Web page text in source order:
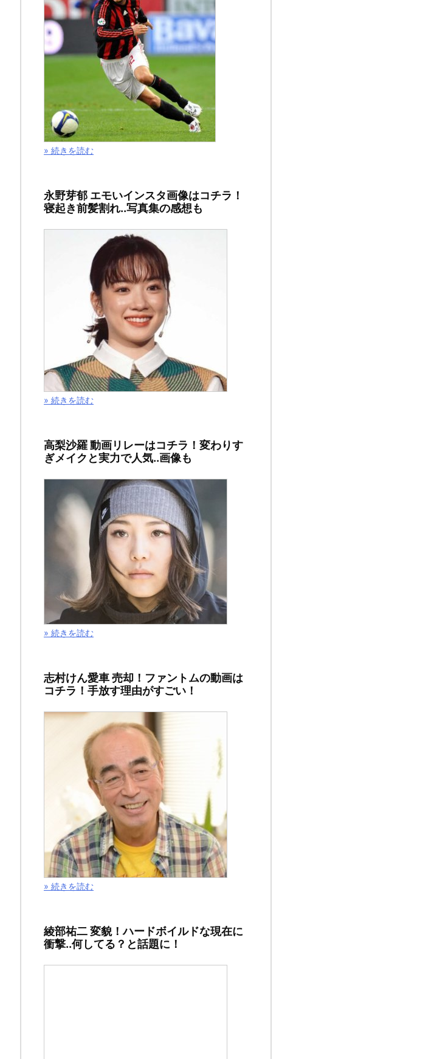
ス
ポ
ン
ー
リ
ン
ク
記
事
「ハ
イ
ュ
４
５
話
ン
最
９
年
２
０
４
月
» 続きを読む
永野芽郁 エモいインスタ画像はコチラ！
寝起き前髪割れ..写真集の感想も
» 続きを読む
高梨沙羅 動画リレーはコチラ！変わりす
ぎメイクと実力で人気..画像も
» 続きを読む
志村けん愛車 売却！ファントムの動画は
コチラ！手放す理由がすごい！
» 続きを読む
綾部祐二 変貌！ハードボイルドな現在に
衝撃..何してる？と話題に！